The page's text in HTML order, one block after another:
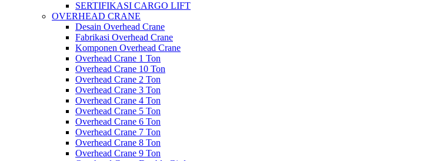
SERTIFIKASI CARGO LIFT
OVERHEAD CRANE
Desain Overhead Crane
Fabrikasi Overhead Crane
Komponen Overhead Crane
Overhead Crane 1 Ton
Overhead Crane 10 Ton
Overhead Crane 2 Ton
Overhead Crane 3 Ton
Overhead Crane 4 Ton
Overhead Crane 5 Ton
Overhead Crane 6 Ton
Overhead Crane 7 Ton
Overhead Crane 8 Ton
Overhead Crane 9 Ton